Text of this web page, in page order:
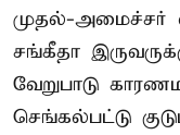
முதல்-அமைச்சர்
சங்கீதா
வேறுபாடு
செங்கல்பட்டு